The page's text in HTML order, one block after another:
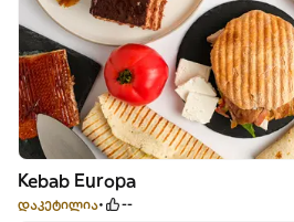
Kebab Europa
დაკეტილია --